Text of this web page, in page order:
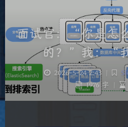
面试官：“你是怎
的？”我：“
2026-5-24 2:43
1976 字